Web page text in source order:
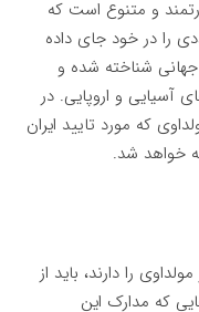
و متنوع است که
را در خود جای داده
شناخته شده و
آسیایی و اروپایی. در
که مورد تایید ایران
خواهد شد.
را دارند، باید از
که مدارک این